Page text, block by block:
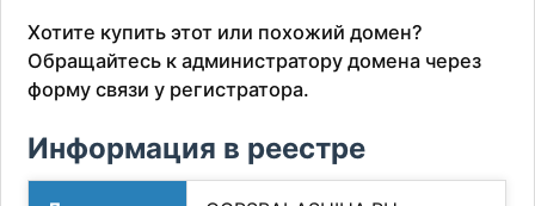
Хотите купить этот или похожий домен?
Обращайтесь к администратору домена через
форму связи у регистратора.
Информация в реестре